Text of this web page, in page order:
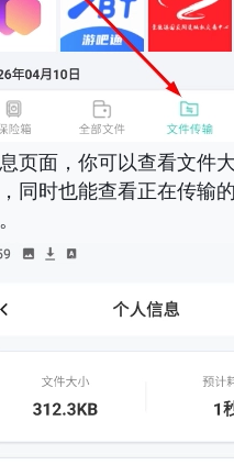
页面，你可以查看文件
同时也能查看正在传输